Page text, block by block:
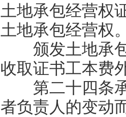
土地承包经营权
土地承包经营权
颁发土地承包
收取证书工本费
第二十四条
者负责人的变动